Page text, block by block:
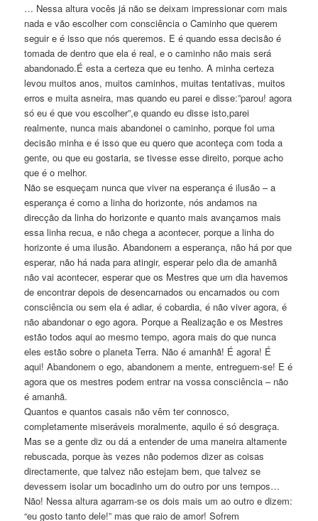
… Nessa altura vocês já não se deixam impressionar com mais
nada e vão escolher com consciência o Caminho que querem
seguir e é isso que nós queremos. E é quando essa decisão é
tomada de dentro que ela é real, e o caminho não mais será
abandonado.É esta a certeza que eu tenho. A minha certeza
levou muitos anos, muitos caminhos, muitas tentativas, muitos
erros e muita asneira, mas quando eu parei e disse:”parou! agora
só eu é que vou escolher”,e quando eu disse isto,parei
realmente, nunca mais abandonei o caminho, porque foi uma
decisão minha e é isso que eu quero que aconteça com toda a
gente, ou que eu gostaria, se tivesse esse direito, porque acho
que é o melhor.
Não se esqueçam nunca que viver na esperança é ilusão – a
esperança é como a linha do horizonte, nós andamos na
direcção da linha do horizonte e quanto mais avançamos mais
essa linha recua, e não chega a acontecer, porque a linha do
horizonte é uma ilusão. Abandonem a esperança, não há por que
esperar, não há nada para atingir, esperar pelo dia de amanhã
não vai acontecer, esperar que os Mestres que um dia havemos
de encontrar depois de desencarnados ou encarnados ou com
consciência ou sem ela é adiar, é cobardia, é não viver agora, é
não abandonar o ego agora. Porque a Realização e os Mestres
estão todos aqui ao mesmo tempo, agora mais do que nunca
eles estão sobre o planeta Terra. Não é amanhã! É agora! É
aqui! Abandonem o ego, abandonem a mente, entreguem-se! E é
agora que os mestres podem entrar na vossa consciência – não
é amanhã.
Quantos e quantos casais não vêm ter connosco,
completamente miseráveis moralmente, aquilo é só desgraça.
Mas se a gente diz ou dá a entender de uma maneira altamente
rebuscada, porque às vezes não podemos dizer as coisas
directamente, que talvez não estejam bem, que talvez se
devessem isolar um bocadinho um do outro por uns tempos…
Não! Nessa altura agarram-se os dois mais um ao outro e dizem:
“eu gosto tanto dele!” mas que raio de amor! Sofrem